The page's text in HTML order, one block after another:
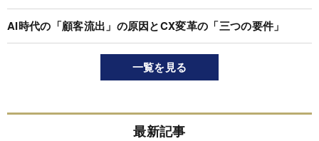
AI時代の「顧客流出」の原因とCX変革の「三つの要件」
一覧を見る
最新記事